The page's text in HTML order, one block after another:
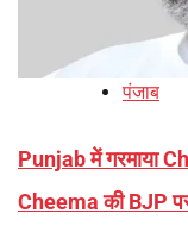
पंजाब
Punjab में गरमाया
Cheema की BJP पर